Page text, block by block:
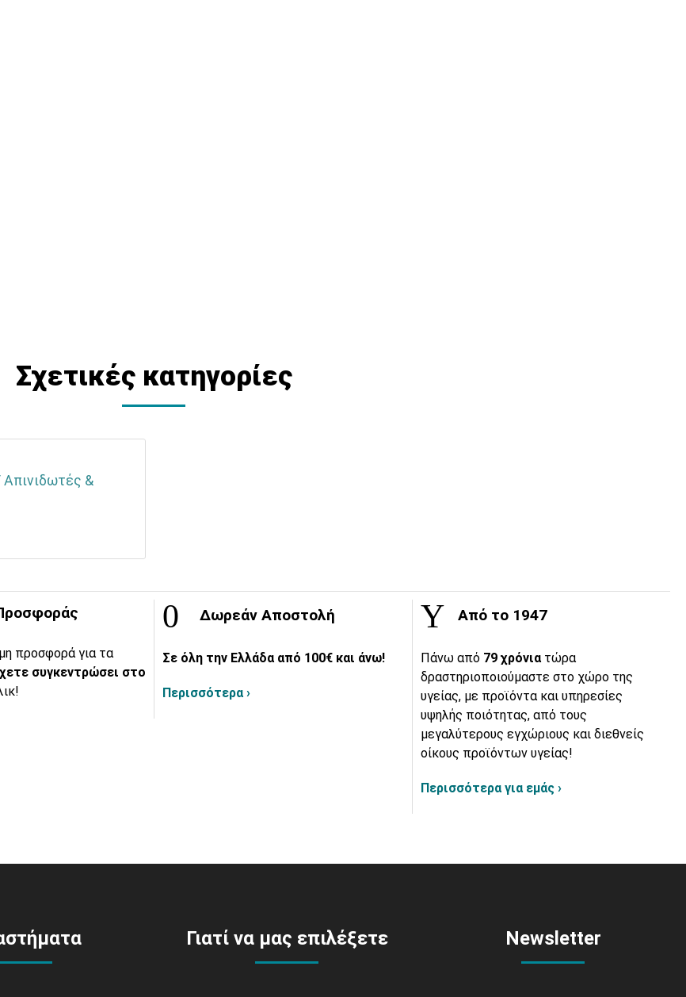
Σχετικές κατηγορίες
&
προσφορά για τα
συγκεντρώσει στο
Δωρεάν Αποστολή
Σε όλη την Ελλάδα από 100€ και άνω!
Περισσότερα ›
Από το 1947
Πάνω από 79 χρόνια τώρα
δραστηριοποιούμαστε στο χώρο της
υγείας, με προϊόντα και υπηρεσίες
υψηλής ποιότητας, από τους
μεγαλύτερους εγχώριους και διεθνείς
οίκους προϊόντων υγείας!
Περισσότερα για εμάς ›
Γιατί να μας επιλέξετε Newsletter